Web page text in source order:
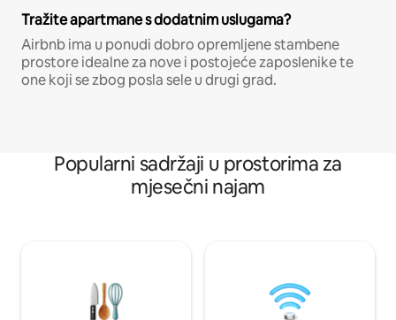
Tražite apartmane s dodatnim uslugama?
Airbnb ima u ponudi dobro opremljene stambene
prostore idealne za nove i postojeće zaposlenike te
one koji se zbog posla sele u drugi grad.
Popularni sadržaji u prostorima za
mjesečni najam